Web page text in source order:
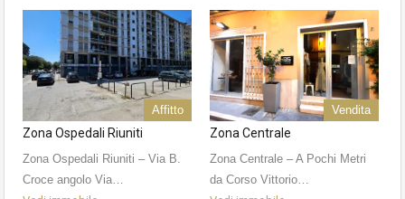
Affitto
Zona Ospedali Riuniti
Zona Ospedali Riuniti – Via B.
Croce angolo Via…
Vendita
Zona Centrale
Zona Centrale – A Pochi Metri
da Corso Vittorio…